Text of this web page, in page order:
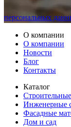
персональных
О компании
О компании
Новости
Блог
Контакты
Каталог
Инженерные
Фасадные
Дом и сад